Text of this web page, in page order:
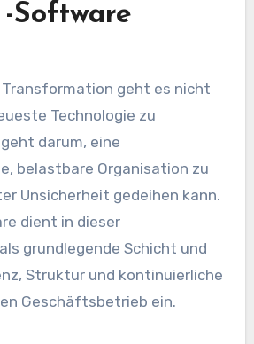
Software
geht es nicht
Technologie zu
darum, eine
belastbare Organisation zu
Unsicherheit gedeihen kann.
dient in dieser
grundlegende Schicht und
Struktur und kontinuierliche
Geschäftsbetrieb ein.